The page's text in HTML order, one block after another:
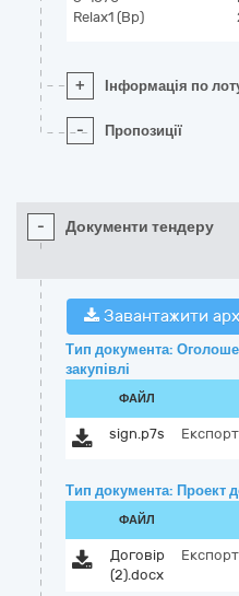
Relax1 (Вр)
+ Інформація по
- Пропозиції
- Документи тендеру
Завантажити
Тип документа:
закупівлі
ФАЙЛ
sign.p7s
Тип документа: Проект
ФАЙЛ
Договір
(2).docx